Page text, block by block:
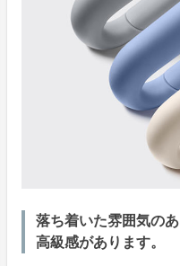
落ち着いた雰囲気の
高級感があります。